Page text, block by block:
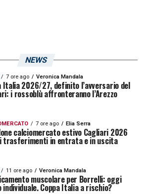
NEWS
7 ore ago Veronica Mandala
Italia 2026/27, definito l’avversario del
i rossoblù affronteranno l’Arezzo
7 ore ago Elia Serra
calciomercato estivo Cagliari 2026
i trasferimenti in entrata e in uscita
11 ore ago Veronica Mandala
muscolare per Borrelli: oggi
individuale. Coppa Italia a rischio?